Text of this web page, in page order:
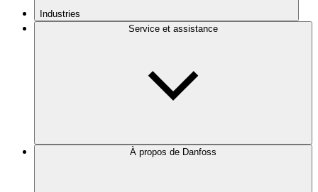
Industries
Service et assistance
À propos de Danfoss